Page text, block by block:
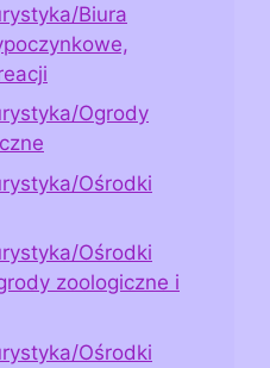
Biura
Ogrody
Ośrodki
Ośrodki
zoologiczne i
Ośrodki